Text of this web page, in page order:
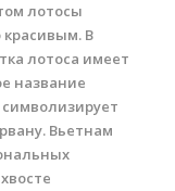
лотосы
В
лотоса имеет
название
Вьетнам